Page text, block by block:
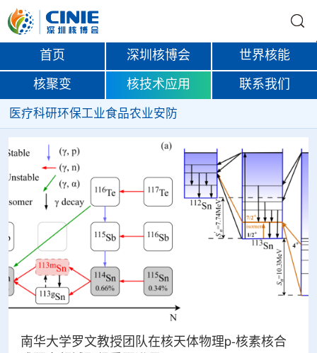
首页 深圳核博会 世界核能
核聚变 核技术应用 联系我们
医疗科研环保工业食品农业安防
南华大学罗文教授团队在核天体物理p-核素核合